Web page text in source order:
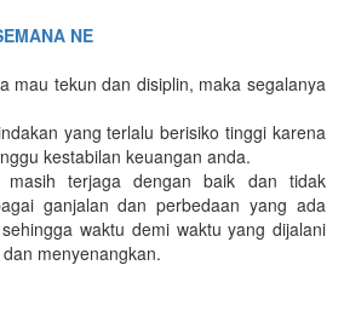
NE
mau tekun dan disiplin, maka segalanya
yang terlalu berisiko tinggi karena
kestabilan keuangan anda.
masih terjaga dengan baik dan tidak
ganjalan dan perbedaan yang ada
waktu demi waktu yang dijalani
menyenangkan.